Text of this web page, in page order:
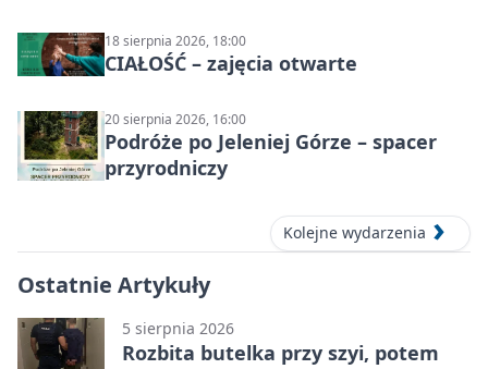
18 sierpnia 2026, 18:00
CIAŁOŚĆ – zajęcia otwarte
20 sierpnia 2026, 16:00
Podróże po Jeleniej Górze – spacer
przyrodniczy
Kolejne wydarzenia
Ostatnie Artykuły
5 sierpnia 2026
Rozbita butelka przy szyi, potem